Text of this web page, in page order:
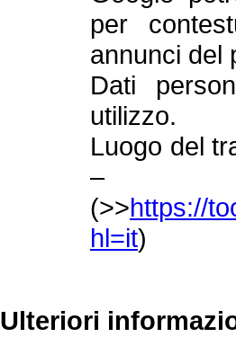
per
annunci del
Dati
utilizzo.
Luogo del
–
(>>https://
hl=it)
Ulteriori